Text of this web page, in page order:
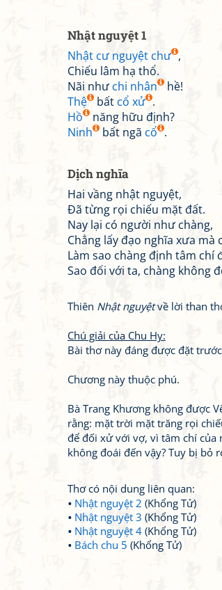
Nhật nguyệt 1
Nhật cư nguyệt chư ,
Chiếu lâm hạ thổ.
Nãi nhưchi nhân
hề!
Thệ
bất cổ xử .
Hồ
năng hữu định?
Ninh
bất ngã cổ .
Dịch nghĩa
Hai vầng nhật nguyệt,
Đã từng rọi chiếu mặt đất.
Nay lại có người như chàng,
Chẳng lấy đạo nghĩa xưa mà
Làm sao chàng định tâm chí
Sao đối với ta, chàng không
Thiên Nhật nguyệtvề lời than
Chú giải của Chu Hy:
Bài thơ này đáng được đặt
Chương này thuộc phú.
Bà Trang Khương không được
rằng: mặt trời mặt trăng rọi
để đối xử với vợ, vì tâm chí của
không đoái đến vậy? Tuy bị bỏ
Thơ có nội dung liên quan:
Nhật nguyệt 2 (Khổng Tử)
Nhật nguyệt 3 (Khổng Tử)
Nhật nguyệt 4 (Khổng Tử)
Bách chu 5 (Khổng Tử)